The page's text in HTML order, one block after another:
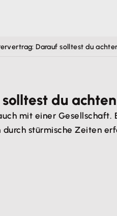
Darauf solltest du
du achten
mit einer
stürmische Zeiten